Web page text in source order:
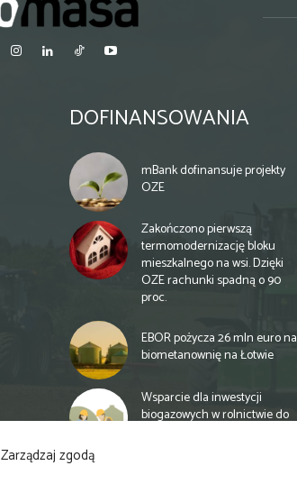
Zarządzaj zgodą
DOFINANSOWANIA
mBank dofinansuje projekty
OZE
Zakończono pierwszą
termomodernizację bloku
mieszkalnego na wsi. Dzięki
OZE rachunki spadną o 90
proc.
EBOR pożycza 26 mln euro na
biometanownię na Łotwie
Wsparcie dla inwestycji
biogazowych w rolnictwie do